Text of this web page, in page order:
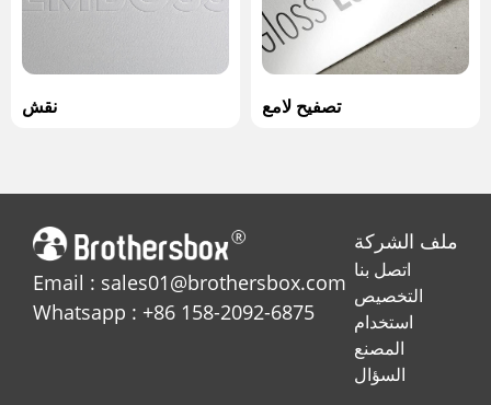
نقش تصفيح لامع
Email : sales01@brothersbox.com
Whatsapp : +86 158-2092-6875
ملف الشركة
اتصل بنا
التخصيص
استخدام
المصنع
السؤال